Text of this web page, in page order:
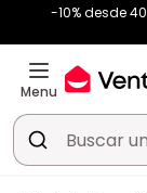
-10% desde
Menu